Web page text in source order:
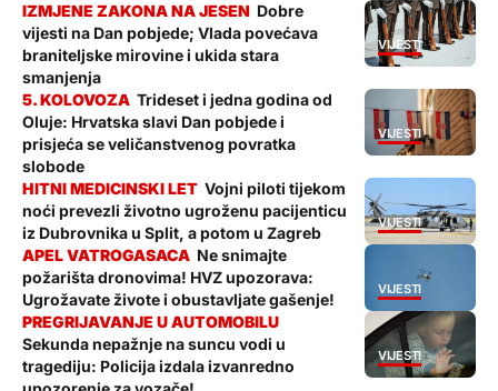
VIJESTI
Dobre
vijesti na Dan pobjede; Vlada povećava
braniteljske mirovine i ukida stara
smanjenja
VIJESTI
Trideset i jedna godina od
Oluje: Hrvatska slavi Dan pobjede i
prisjeća se veličanstvenog povratka
slobode
VIJESTI
Vojni piloti tijekom
noći prevezli životno ugroženu pacijenticu
iz Dubrovnika u Split, a potom u Zagreb
VIJESTI
Ne snimajte
požarišta dronovima! HVZ upozorava:
Ugrožavate živote i obustavljate gašenje!
VIJESTI
Sekunda nepažnje na suncu vodi u
tragediju: Policija izdala izvanredno